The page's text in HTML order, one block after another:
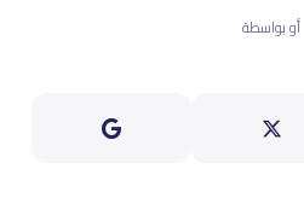
أو بواسطة